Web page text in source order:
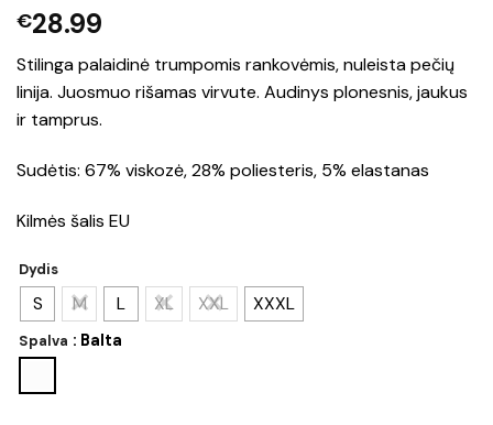
€28.99
Stilinga palaidinė trumpomis rankovėmis, nuleista pečių
linija. Juosmuo rišamas virvute. Audinys plonesnis, jaukus
ir tamprus.
Sudėtis: 67% viskozė, 28% poliesteris, 5% elastanas
Kilmės šalis EU
Dydis
S M L XL XXL XXXL
Spalva : Balta